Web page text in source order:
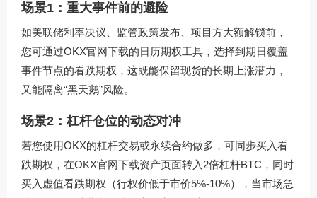
场景1：重大事件前的避险
如美联储利率决议、监管政策发布、项目方大额解锁前，
您可通过OKX官网下载的日历期权工具，选择到期日覆盖
事件节点的看跌期权，这既能保留现货的长期上涨潜力，
又能隔离“黑天鹅”风险。
场景2：杠杆仓位的动态对冲
若您使用OKX的杠杆交易或永续合约做多，可同步买入看
跌期权，在OKX官网下载资产页面转入2倍杠杆BTC，同时
买入虚值看跌期权（行权价低于市价5%-10%），当市场急